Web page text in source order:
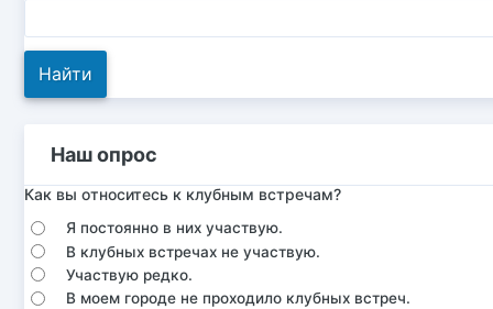
Наш опрос
Как вы относитесь к клубным встречам?
Я постоянно в них участвую.
В клубных встречах не участвую.
Участвую редко.
В моем городе не проходило клубных встреч.